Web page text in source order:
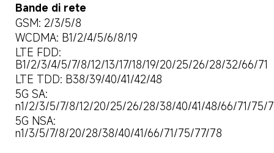
Bande di rete
GSM: 2/3/5/8
WCDMA: B1/2/4/5/6/8/19
LTE FDD:
B1/2/3/4/5/7/8/12/13/17/18/19/20/25/26/28/32/66/71
LTE TDD: B38/39/40/41/42/48
5G SA:
n1/2/3/5/7/8/12/20/25/26/28/38/40/41/48/66/71/75/
5G NSA:
n1/3/5/7/8/20/28/38/40/41/66/71/75/77/78